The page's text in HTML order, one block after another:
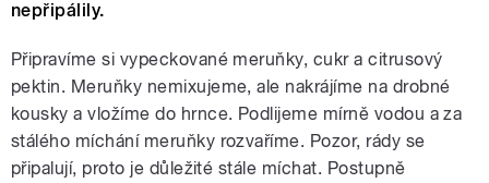
nepřipálily.
Připravíme si vypeckované meruňky, cukr a citrusový
pektin. Meruňky nemixujeme, ale nakrájíme na drobné
kousky a vložíme do hrnce. Podlijeme mírně vodou a za
stálého míchání meruňky rozvaříme. Pozor, rády se
připalují, proto je důležité stále míchat. Postupně